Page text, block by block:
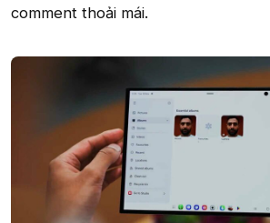
comment thoải mái.